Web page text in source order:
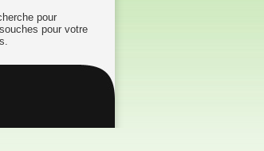
pour
pour votre